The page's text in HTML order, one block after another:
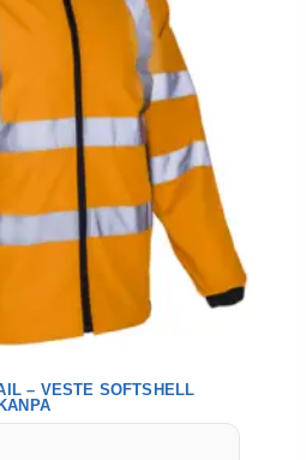
– VESTE SOFTSHELL